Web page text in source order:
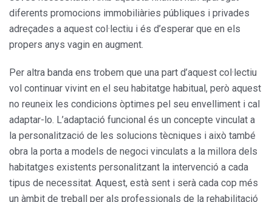
diferents promocions immobiliàries públiques i privades
adreçades a aquest col·lectiu i és d’esperar que en els
propers anys vagin en augment.
Per altra banda ens trobem que una part d’aquest col·lectiu
vol continuar vivint en el seu habitatge habitual, però aquest
no reuneix les condicions òptimes pel seu envelliment i cal
adaptar-lo. L’adaptació funcional és un concepte vinculat a
la personalització de les solucions tècniques i això també
obra la porta a models de negoci vinculats a la millora dels
habitatges existents personalitzant la intervenció a cada
tipus de necessitat. Aquest, està sent i serà cada cop més
un àmbit de treball per als professionals de la rehabilitació